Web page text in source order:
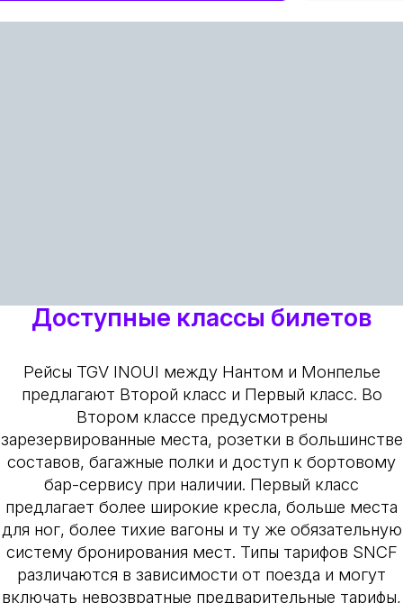
Доступные классы билетов
Рейсы TGV INOUI между Нантом и Монпелье
предлагают Второй класс и Первый класс. Во
Втором классе предусмотрены
зарезервированные места, розетки в большинстве
составов, багажные полки и доступ к бортовому
бар-сервису при наличии. Первый класс
предлагает более широкие кресла, больше места
для ног, более тихие вагоны и ту же обязательную
систему бронирования мест. Типы тарифов SNCF
различаются в зависимости от поезда и могут
включать невозвратные предварительные тарифы,